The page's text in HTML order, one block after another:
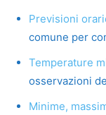
Previsioni
comune per
Temperature
osservazioni
Minime,